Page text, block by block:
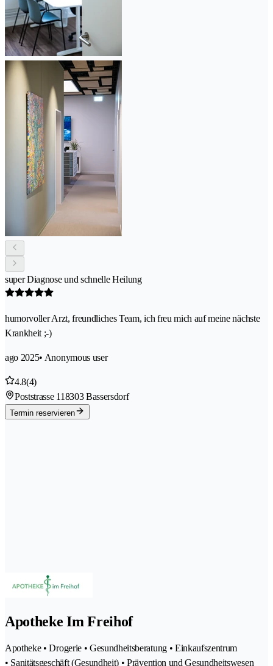
super Diagnose und schnelle Heilung
humorvoller Arzt, freundliches Team, ich freu mich auf meine nächste
Krankheit ;-)
ago 2025• Anonymous user
4.8(4)
Poststrasse 118303 Bassersdorf
Termin reservieren
Apotheke Im Freihof
Apotheke • Drogerie • Gesundheitsberatung • Einkaufszentrum
• Sanitätsgeschäft (Gesundheit) • Prävention und Gesundheitswesen